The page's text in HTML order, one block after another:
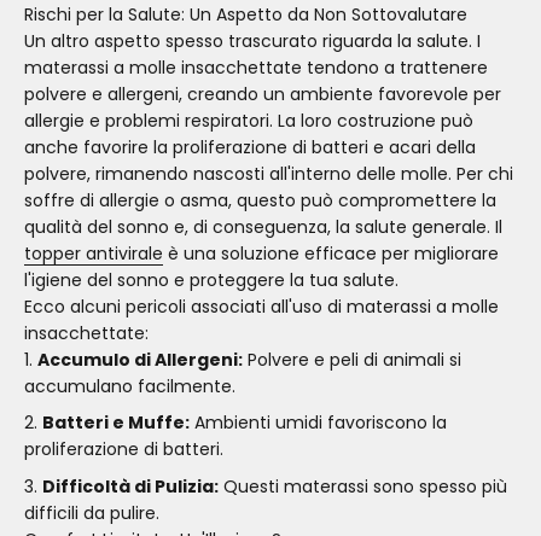
Rischi per la Salute: Un Aspetto da Non Sottovalutare
Un altro aspetto spesso trascurato riguarda la salute. I
materassi a molle insacchettate tendono a trattenere
polvere e allergeni, creando un ambiente favorevole per
allergie e problemi respiratori. La loro costruzione può
anche favorire la proliferazione di batteri e acari della
polvere, rimanendo nascosti all'interno delle molle. Per chi
soffre di allergie o asma, questo può compromettere la
qualità del sonno e, di conseguenza, la salute generale. Il
topper antivirale è una soluzione efficace per migliorare
l'igiene del sonno e proteggere la tua salute.
Ecco alcuni pericoli associati all'uso di materassi a molle
insacchettate:
Accumulo di Allergeni: Polvere e peli di animali si
accumulano facilmente.
Batteri e Muffe: Ambienti umidi favoriscono la
proliferazione di batteri.
Difficoltà di Pulizia: Questi materassi sono spesso più
difficili da pulire.